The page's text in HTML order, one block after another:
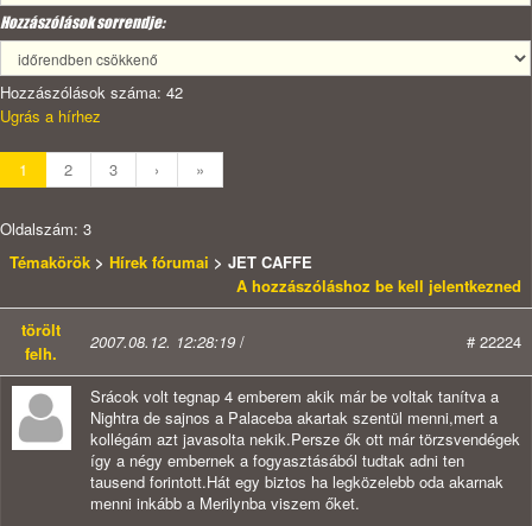
Hozzászólások sorrendje:
Hozzászólások száma: 42
Ugrás a hírhez
1 2 3 › »
Oldalszám: 3
Témakörök > Hírek fórumai > JET CAFFE
A hozzászóláshoz be kell jelentkezned
törölt
felh.
2007.08.12. 12:28:19 / # 22224
Srácok volt tegnap 4 emberem akik már be voltak tanítva a
Nightra de sajnos a Palaceba akartak szentül menni,mert a
kollégám azt javasolta nekik.Persze ők ott már törzsvendégek
így a négy embernek a fogyasztásából tudtak adni ten
tausend forintott.Hát egy biztos ha legközelebb oda akarnak
menni inkább a Merilynba viszem őket.